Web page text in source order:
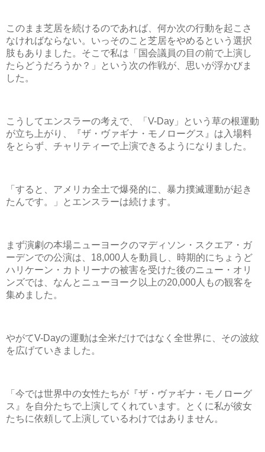
このまま芝居を続けるのであれば、何か次の行動を起こさ
なければならない。いっそのこと芝居をやめるという選択
肢もありました。そこで私は「国会議員の目の前で上演し
たらどうだろうか？」という次の作戦が、思いが浮かびま
した。
こうしてエンスラーの考えで、「V-Day」という草の根運動
が立ち上がり、『ザ・ヴァギナ・モノローグス』は入場料
をとらず、チャリティーで上演できるようになりました。
「すると、アメリカ全土で爆発的に、暴力撲滅運動が起き
たんです。」とエンスラーは続けます。
まず演劇の本場ニューヨークのマディソン・スクエア・ガ
ーデンでの公演は、18,000人を動員し、時期的にちょうど
ハリケーン・カトリーナの被害を受けた後のニュー・オリ
ンズでは、なんとニューヨーク以上の20,000人もの観客を
集めました。
やがてV-Dayの運動は全米だけではなく全世界に、その波紋
を広げていきました。
「今では世界中の女性たちが『ザ・ヴァギナ・モノローグ
ス』を自分たちで上演してくれています。とくに私が彼女
たちに依頼して上演しているわけではありません。